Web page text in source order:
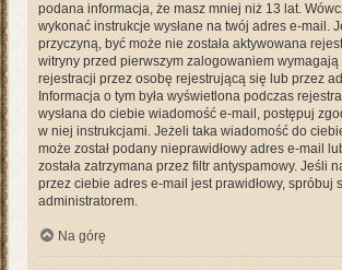
podana informacja, że masz mniej niż 13 lat.
wykonać instrukcje wysłane na twój adres e-mail.
przyczyną, być może nie została aktywowana
witryny przed pierwszym zalogowaniem
rejestracji przez osobę rejestrującą się lub przez
Informacja o tym była wyświetlona podczas
wysłana do ciebie wiadomość e-mail, postępuj
w niej instrukcjami. Jeżeli taka wiadomość do
może został podany nieprawidłowy adres e-mail
została zatrzymana przez filtr antyspamowy. Jeśli
przez ciebie adres e-mail jest prawidłowy, spróbuj
administratorem.
Na górę